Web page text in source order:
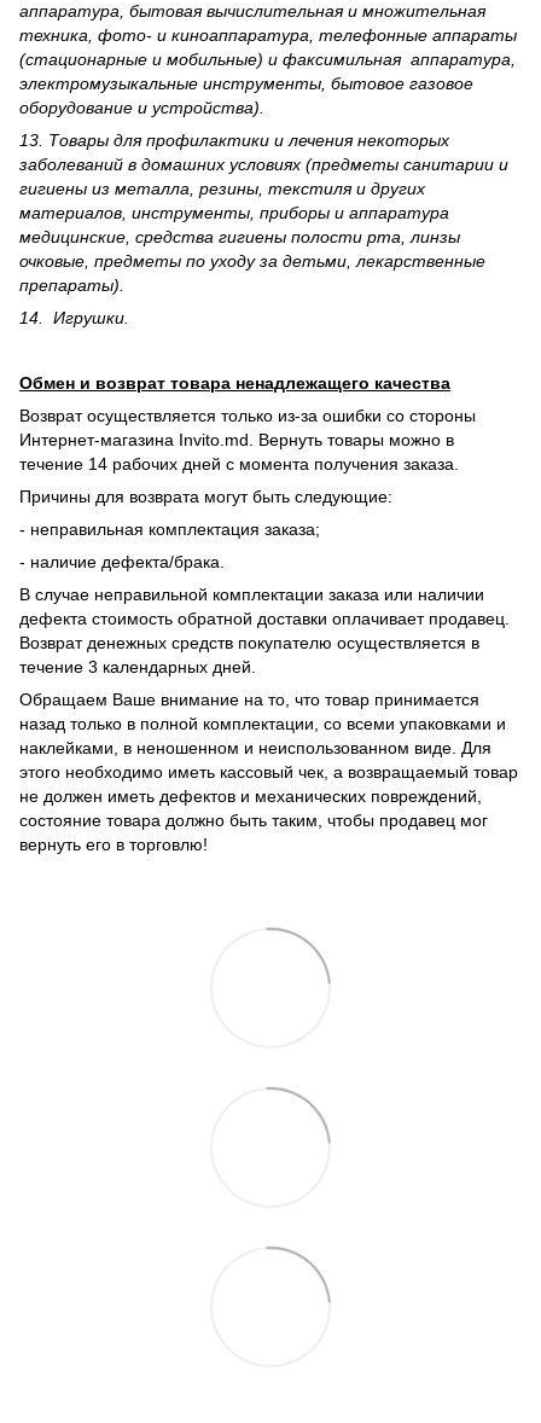
аппаратура, бытовая вычислительная и множительная
техника, фото- и киноаппаратура, телефонные аппараты
(стационарные и мобильные) и факсимильная аппаратура,
электрому­зыкальные инструменты, бытовое газовое
оборудование и устройства).
13. Товары для профилактики и лечения некоторых
заболеваний в домашних условиях (предметы санитарии и
гигиены из металла, резины, текстиля и других
материалов, инструменты, приборы и аппаратура
медицинские, средства гигиены полости рта, линзы
очковые, предметы по уходу за детьми, лекарственные
препараты).
14. Игрушки.
Обмен и возврат товара ненадлежащего качества
Возврат осуществляется только из-за ошибки со стороны
Интернет-магазина Invito.md. Вернуть товары можно в
течение 14 рабочих дней с момента получения заказа.
Причины для возврата могут быть следующие:
- неправильная комплектация заказа;
- наличие дефекта/брака.
В случае неправильной комплектации заказа или наличии
дефекта стоимость обратной доставки оплачивает продавец.
Возврат денежных средств покупателю осуществляется в
течение 3 календарных дней.
Обращаем Ваше внимание на то, что товар принимается
назад только в полной комплектации, со всеми упаковками и
наклейками, в неношенном и неиспользованном виде. Для
этого необходимо иметь кассовый чек, а возвращаемый товар
не должен иметь дефектов и механических повреждений,
состояние товара должно быть таким, чтобы продавец мог
вернуть его в торговлю!